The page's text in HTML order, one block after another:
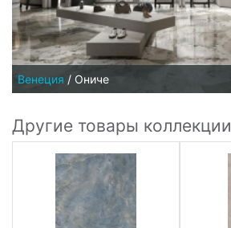
Венеция / Ониче
Другие товары коллекции